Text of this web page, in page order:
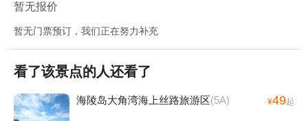
暂无报价
暂无门票预订，我们正在努力补充
看了该景点的人还看了
海陵岛大角湾海上丝路旅游区(5A) ¥49起